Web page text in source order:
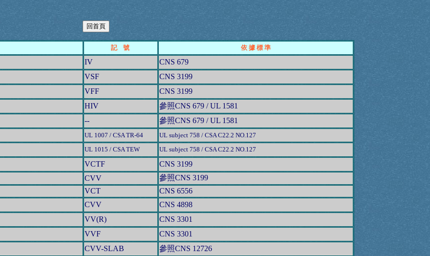
記 號 依 據 標 準
IV
CNS 679
VSF
CNS 3199
VFF
CNS 3199
HIV 參照CNS 679 / UL 1581
-- 參照CNS 679 / UL 1581
UL 1007 / CSA TR-64 UL subject 758 / CSA C22.2 NO.127
UL 1015 / CSA TEW UL subject 758 / CSA C22.2 NO.127
VCTF
CNS 3199
CVV 參照CNS 3199
VCT
CNS 6556
CVV
CNS 4898
VV(R)
CNS 3301
VVF
CNS 3301
CVV-SLAB
參照CNS 12726